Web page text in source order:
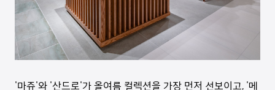
'마쥬'와 '산드로'가 올여름 컬렉션을 가장 먼저 선보이고, '메